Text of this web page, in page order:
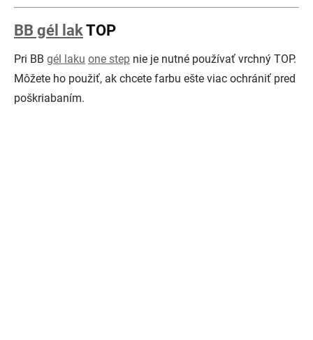
BB gél lakTOP
Pri BB gél laku one step nie je nutné používať vrchný TOP.
Môžete ho použiť, ak chcete farbu ešte viac ochrániť pred
poškriabaním.